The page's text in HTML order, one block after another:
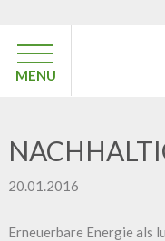
MENU
20.01.2016
Erneuerbare Energie als